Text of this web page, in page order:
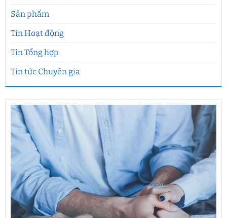
Sản phẩm
Tin Hoạt động
Tin Tổng hợp
Tin tức Chuyên gia